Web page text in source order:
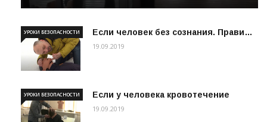
Если человек без сознания. Прави…
УРОКИ БЕЗОПАСНОСТИ
19.09.2019
Если у человека кровотечение
УРОКИ БЕЗОПАСНОСТИ
19.09.2019